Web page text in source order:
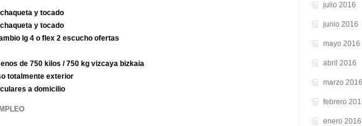
y tocado
y tocado
lg 4 o flex 2 escucho ofertas
de 750 kilos / 750 kg vizcaya bizkaia
totalmente exterior
a domicilio
julio 2016
junio 2016
mayo 2016
abril 2016
marzo 2016
febrero
enero 2016